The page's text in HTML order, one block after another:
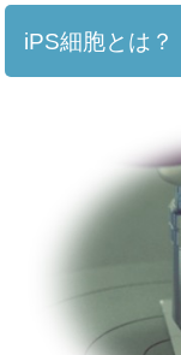
iPS細胞とは？